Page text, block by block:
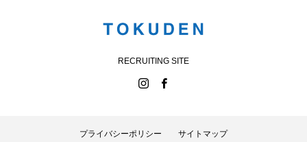
RECRUITING SITE
プライバシーポリシー サイトマップ